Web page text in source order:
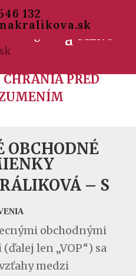
132
PRED
OBCHODNÉ
– S
obchodnými
len „VOP“) sa
medzi